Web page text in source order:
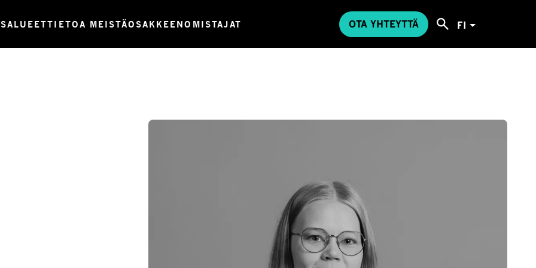
TIETOA MEISTÄOSAKKEENOMISTAJAT OTA YHTEYTTÄ FI